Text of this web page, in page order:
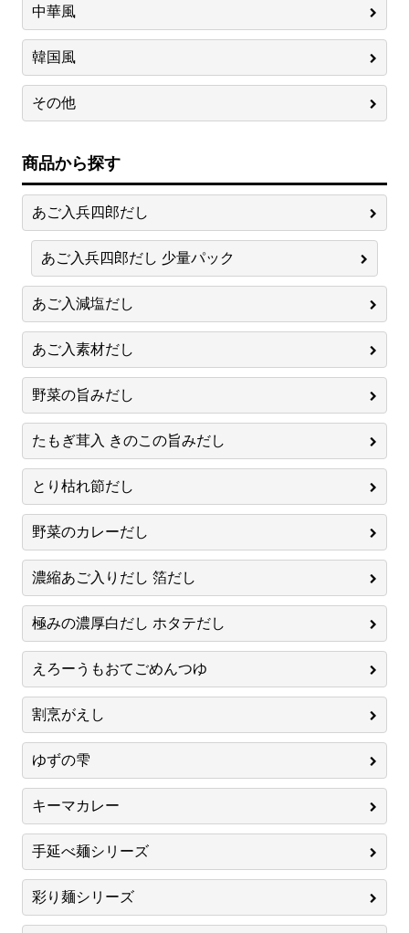
中華風
韓国風
その他
商品から探す
あご入兵四郎だし
あご入兵四郎だし 少量パック
あご入減塩だし
あご入素材だし
野菜の旨みだし
たもぎ茸入 きのこの旨みだし
とり枯れ節だし
野菜のカレーだし
濃縮あご入りだし 箔だし
極みの濃厚白だし ホタテだし
えろーうもおてごめんつゆ
割烹がえし
ゆずの雫
キーマカレー
手延べ麺シリーズ
彩り麺シリーズ